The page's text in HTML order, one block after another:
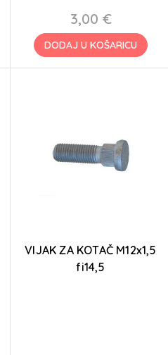
3,00 €
DODAJ U KOŠARICU
VIJAK ZA KOTAČ M12x1,5
fi14,5